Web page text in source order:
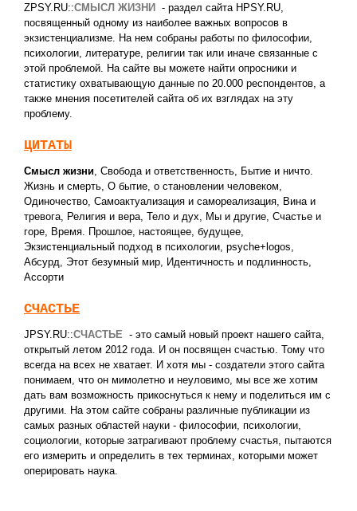
ZPSY.RU::СМЫСЛ ЖИЗНИ
- раздел сайта HPSY.RU,
посвященный одному из наиболее важных вопросов в
экзистенциализме. На нем собраны работы по философии,
психологии, литературе, религии так или иначе связанные с
этой проблемой. На сайте вы можете найти опросники и
статистику охватывающую данные по 20.000 респондентов, а
также мнения посетителей сайта об их взглядах на эту
проблему.
ЦИТАТЫ
Смысл жизни, Свобода и ответственность, Бытие и ничто.
Жизнь и смерть, О бытие, о становлении человеком,
Одиночество, Самоактуализация и самореализация, Вина и
тревога, Религия и вера, Тело и дух, Мы и другие, Счастье и
горе, Время. Прошлое, настоящее, будущее,
Экзистенциальный подход в психологии, psyche+logos,
Абсурд, Этот безумный мир, Идентичность и подлинность,
Ассорти
СЧАСТЬЕ
JPSY.RU::СЧАСТЬЕ - это самый новый проект нашего сайта,
открытый летом 2012 года. И он посвящен счастью. Тому что
всегда на всех не хватает. И хотя мы - создатели этого сайта
понимаем, что он мимолетно и неуловимо, мы все же хотим
дать вам возможность прикоснуться к нему и поделиться им с
другими. На этом сайте собраны различные публикации из
самых разных областей науки - философии, психологии,
социологии, которые затрагивают проблему счастья, пытаются
его измерить и определить в тех терминах, которыми может
оперировать наука.